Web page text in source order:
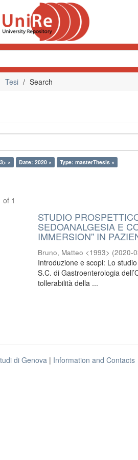
Tesi Search
× Date: 2020 × Type: masterThesis ×
of 1
STUDIO
SEDOANALGESIA E
IMMERSION'' IN
Bruno, Matteo <1993> (2020-
Introduzione e scopi: Lo
S.C. di Gastroenterologia
tollerabilità della ...
di Genova | Information and Contacts